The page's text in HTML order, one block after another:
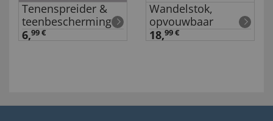
Tenenspreider &
teenbescherming
6,99 €
Wandelstok,
opvouwbaar
18,99 €